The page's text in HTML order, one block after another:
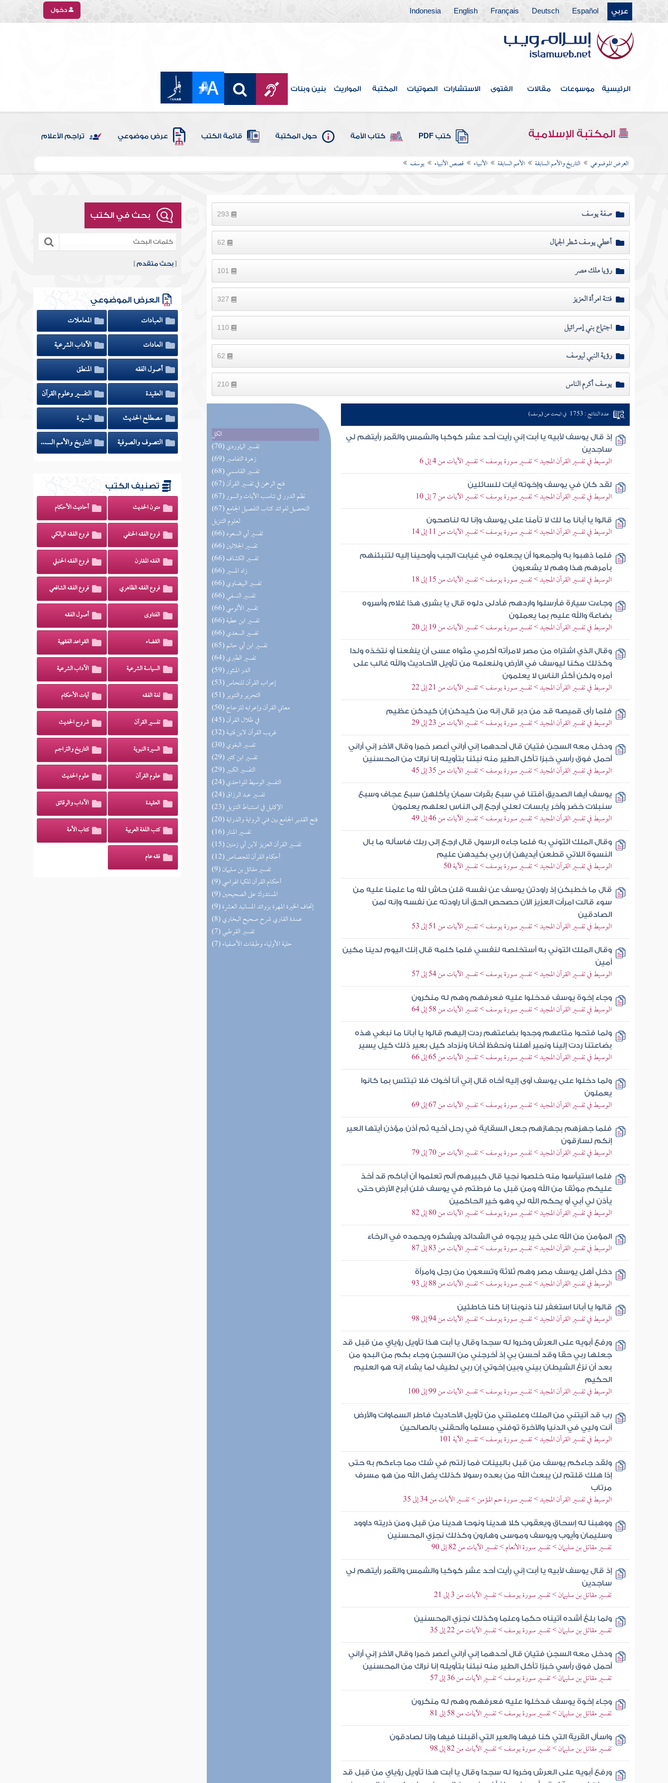
عربي Español
Deutsch
Français
English
Indonesia دخول
الرئيسية موسوعات مقالات الفتوى الاستشارات الصوتيات المكتبة المواريث بنين وبنات
المكتبة الإسلامية كتب PDF كتاب الأمة حول المكتبة قائمة الكتب عرض موضوعي تراجم الأعلام
العرض الموضوعي التاريخ والأمم السابقة الأمم السابقة الأنبياء قصص الأنبياء يوسف
صفة يوسف
أعطي يوسف شطر الجمال
رؤيا ملك مصر
فتنة امرأة العزيز
اجتماع بني إسرائيل
رؤية النبي ليوسف
يوسف أكرم الناس
الكل
(70) تفسير الماوردي
(69) زهرة التفاسير
(68) تفسير القاسمي
(67) فتح الرحمن في تفسير القرآن
(67) نظم الدرر في تناسب الآيات والسور
(67) التحصيل لفوائد كتاب التفصيل الجامع
لعلوم التنزيل
(66) تفسير أبي السعود
(66) تفسير الجلالين
(66) تفسير الكشاف
(66) زاد المسير
(66) تفسير البيضاوي
(66) تفسير النسفي
(66) تفسير الألوسي
(66) تفسير ابن عطية
(66) تفسير السعدي
(65) تفسير ابن أبي حاتم
(64) تفسير الطبري
(59) الدر المنثور
(53) إعراب القرآن للنحاس
(51) التحرير والتنوير
(50) معاني القرآن وإعرابه للزجاج
(45) في ظلال القرآن
(32) غريب القرآن لابن قتيبة
(30) تفسير البغوي
(29) تفسير ابن كثير
(29) التفسير الكبير
(24) التفسير الوسيط للواحدي
(24) تفسير عبد الرزاق
(23) الإكليل في استنباط التنزيل
(20) فتح القدير الجامع بين فني الرواية والدراية
(16) تفسير المنار
(15) تفسير القرآن العزيز لابن أبي زمنين
(12) أحكام القرآن للجصاص
(9) تفسير مقاتل بن سليمان
(9) أحكام القرآن للكيا الهراسي
(9) المستدرك على الصحيحين
(9) إتحاف الخيرة المهرة بزوائد المسانيد العشرة
(8) عمدة القاري شرح صحيح البخاري
(7) تفسير القرطبي
(7) حلية الأولياء وطبقات الأصفياء
عدد النتائج : 1753 في البحث عن (يوسف)
إذ قال يوسف لأبيه يا أبت إني رأيت أحد عشر كوكبا والشمس والقمر رأيتهم لي
ساجدين
الوسيط في تفسير القرآن المجيد > تفسير سورة يوسف > تفسير الآيات من 4 إلى 6
لقد كان في يوسف وإخوته آيات للسائلين
الوسيط في تفسير القرآن المجيد > تفسير سورة يوسف > تفسير الآيات من 7 إلى 10
قالوا يا أبانا ما لك لا تأمنا على يوسف وإنا له لناصحون
الوسيط في تفسير القرآن المجيد > تفسير سورة يوسف > تفسير الآيات من 11 إلى 14
فلما ذهبوا به وأجمعوا أن يجعلوه في غيابت الجب وأوحينا إليه لتنبئنهم
بأمرهم هذا وهم لا يشعرون
الوسيط في تفسير القرآن المجيد > تفسير سورة يوسف > تفسير الآيات من 15 إلى 18
وجاءت سيارة فأرسلوا واردهم فأدلى دلوه قال يا بشرى هذا غلام وأسروه
بضاعة والله عليم بما يعملون
الوسيط في تفسير القرآن المجيد > تفسير سورة يوسف > تفسير الآيات من 19 إلى 20
وقال الذي اشتراه من مصر لامرأته أكرمي مثواه عسى أن ينفعنا أو نتخذه ولدا
وكذلك مكنا ليوسف في الأرض ولنعلمه من تأويل الأحاديث والله غالب على
أمره ولكن أكثر الناس لا يعلمون
الوسيط في تفسير القرآن المجيد > تفسير سورة يوسف > تفسير الآيات من 21 إلى 22
فلما رأى قميصه قد من دبر قال إنه من كيدكن إن كيدكن عظيم
الوسيط في تفسير القرآن المجيد > تفسير سورة يوسف > تفسير الآيات من 23 إلى 29
ودخل معه السجن فتيان قال أحدهما إني أراني أعصر خمرا وقال الآخر إني أراني
أحمل فوق رأسي خبزا تأكل الطير منه نبئنا بتأويله إنا نراك من المحسنين
الوسيط في تفسير القرآن المجيد > تفسير سورة يوسف > تفسير الآيات من 35 إلى 45
يوسف أيها الصديق أفتنا في سبع بقرات سمان يأكلهن سبع عجاف وسبع
سنبلات خضر وأخر يابسات لعلي أرجع إلى الناس لعلهم يعلمون
الوسيط في تفسير القرآن المجيد > تفسير سورة يوسف > تفسير الآيات من 46 إلى 49
وقال الملك ائتوني به فلما جاءه الرسول قال ارجع إلى ربك فاسأله ما بال
النسوة اللاتي قطعن أيديهن إن ربي بكيدهن عليم
الوسيط في تفسير القرآن المجيد > تفسير سورة يوسف > تفسير الآية 50
قال ما خطبكن إذ راودتن يوسف عن نفسه قلن حاش لله ما علمنا عليه من
سوء قالت امرأت العزيز الآن حصحص الحق أنا راودته عن نفسه وإنه لمن
الصادقين
الوسيط في تفسير القرآن المجيد > تفسير سورة يوسف > تفسير الآيات من 51 إلى 53
وقال الملك ائتوني به أستخلصه لنفسي فلما كلمه قال إنك اليوم لدينا مكين
أمين
الوسيط في تفسير القرآن المجيد > تفسير سورة يوسف > تفسير الآيات من 54 إلى 57
وجاء إخوة يوسف فدخلوا عليه فعرفهم وهم له منكرون
الوسيط في تفسير القرآن المجيد > تفسير سورة يوسف > تفسير الآيات من 58 إلى 64
ولما فتحوا متاعهم وجدوا بضاعتهم ردت إليهم قالوا يا أبانا ما نبغي هذه
بضاعتنا ردت إلينا ونمير أهلنا ونحفظ أخانا ونزداد كيل بعير ذلك كيل يسير
الوسيط في تفسير القرآن المجيد > تفسير سورة يوسف > تفسير الآيات من 65 إلى 66
ولما دخلوا على يوسف آوى إليه أخاه قال إني أنا أخوك فلا تبتئس بما كانوا
يعملون
الوسيط في تفسير القرآن المجيد > تفسير سورة يوسف > تفسير الآيات من 67 إلى 69
فلما جهزهم بجهازهم جعل السقاية في رحل أخيه ثم أذن مؤذن أيتها العير
إنكم لسارقون
الوسيط في تفسير القرآن المجيد > تفسير سورة يوسف > تفسير الآيات من 70 إلى 79
فلما استيأسوا منه خلصوا نجيا قال كبيرهم ألم تعلموا أن أباكم قد أخذ
عليكم موثقا من الله ومن قبل ما فرطتم في يوسف فلن أبرح الأرض حتى
يأذن لي أبي أو يحكم الله لي وهو خير الحاكمين
الوسيط في تفسير القرآن المجيد > تفسير سورة يوسف > تفسير الآيات من 80 إلى 82
المؤمن من الله على خير يرجوه في الشدائد ويشكره ويحمده في الرخاء
الوسيط في تفسير القرآن المجيد > تفسير سورة يوسف > تفسير الآيات من 83 إلى 87
دخل أهل يوسف مصر وهم ثلاثة وتسعون من رجل وامرأة
الوسيط في تفسير القرآن المجيد > تفسير سورة يوسف > تفسير الآيات من 88 إلى 93
قالوا يا أبانا استغفر لنا ذنوبنا إنا كنا خاطئين
الوسيط في تفسير القرآن المجيد > تفسير سورة يوسف > تفسير الآيات من 94 إلى 98
ورفع أبويه على العرش وخروا له سجدا وقال يا أبت هذا تأويل رؤياي من قبل قد
جعلها ربي حقا وقد أحسن بي إذ أخرجني من السجن وجاء بكم من البدو من
بعد أن نزغ الشيطان بيني وبين إخوتي إن ربي لطيف لما يشاء إنه هو العليم
الحكيم
الوسيط في تفسير القرآن المجيد > تفسير سورة يوسف > تفسير الآيات من 99 إلى 100
رب قد آتيتني من الملك وعلمتني من تأويل الأحاديث فاطر السماوات والأرض
أنت وليي في الدنيا والآخرة توفني مسلما وألحقني بالصالحين
الوسيط في تفسير القرآن المجيد > تفسير سورة يوسف > تفسير الآية 101
ولقد جاءكم يوسف من قبل بالبينات فما زلتم في شك مما جاءكم به حتى
إذا هلك قلتم لن يبعث الله من بعده رسولا كذلك يضل الله من هو مسرف
مرتاب
الوسيط في تفسير القرآن المجيد > تفسير سورة حم المؤمن > تفسير الآيات من 34 إلى 35
ووهبنا له إسحاق ويعقوب كلا هدينا ونوحا هدينا من قبل ومن ذريته داوود
وسليمان وأيوب ويوسف وموسى وهارون وكذلك نجزي المحسنين
تفسير مقاتل بن سليمان > تفسير سورة الأنعام > تفسير الآيات من 82 إلى 90
إذ قال يوسف لأبيه يا أبت إني رأيت أحد عشر كوكبا والشمس والقمر رأيتهم لي
ساجدين
تفسير مقاتل بن سليمان > تفسير سورة يوسف > تفسير الآيات من 3 إلى 21
ولما بلغ أشده آتيناه حكما وعلما وكذلك نجزي المحسنين
تفسير مقاتل بن سليمان > تفسير سورة يوسف > تفسير الآيات من 22 إلى 35
ودخل معه السجن فتيان قال أحدهما إني أراني أعصر خمرا وقال الآخر إني أراني
أحمل فوق رأسي خبزا تأكل الطير منه نبئنا بتأويله إنا نراك من المحسنين
تفسير مقاتل بن سليمان > تفسير سورة يوسف > تفسير الآيات من 36 إلى 57
وجاء إخوة يوسف فدخلوا عليه فعرفهم وهم له منكرون
تفسير مقاتل بن سليمان > تفسير سورة يوسف > تفسير الآيات من 58 إلى 81
واسأل القرية التي كنا فيها والعير التي أقبلنا فيها وإنا لصادقون
تفسير مقاتل بن سليمان > تفسير سورة يوسف > تفسير الآيات من 82 إلى 98
ورفع أبويه على العرش وخروا له سجدا وقال يا أبت هذا تأويل رؤياي من قبل قد
بحث في الكتب
[بحث متقدم ]
العرض الموضوعي
العبادات
المعاملات
العادات
الآداب الشرعية
أصول الفقه
المنطق
العقيدة
التفسير وعلوم القرآن
مصطلح الحديث
السيرة
التصوف والصوفية
التاريخ والأمم السابقة
تصنيف الكتب
متون الحديث أحاديث الأحكام
فروع الفقه الحنفي فروع الفقه المالكي
الفقه المقارن فروع الفقه الحنبلي
فروع الفقه الظاهري فروع الفقه الشافعي
الفتاوى أصول الفقه
القضاء القواعد الفقهية
السياسة الشرعية الآداب الشرعية
لغة الفقه آيات الأحكام
تفسير القرآن شروح الحديث
السيرة النبوية التاريخ والتراجم
علوم القرآن علوم الحديث
العقيدة الآداب والرقائق
كتب اللغة العربية كتاب الأمة
فقه عام